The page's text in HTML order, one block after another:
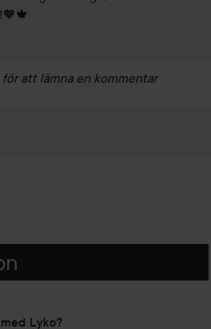
för att lämna en kommentar
Lyko?